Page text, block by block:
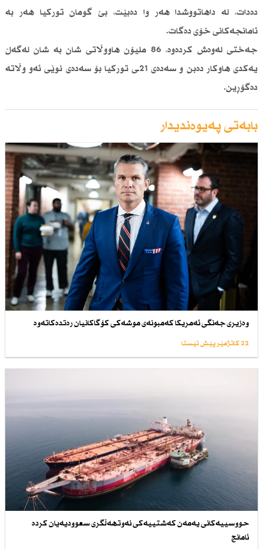
دەدات، لە داهاتووشدا هەر وا دەبێت، بێ گومان توركیا هەر بە
ئامانجەكانی خۆی دەگات.
جەختی لەوەش كردەوە، 86 ملیۆن هاووڵاتی شان بە شان لەگەڵ
یەكدی هاوكار دەبن و سەدەی 21ـی توركیا بۆ سەدەی نوێی ئەو وڵاتە
دەگۆڕین.
بابەتی پەیوەندیدار
وەزیری جەنگی ئەمریكا كەمبونەی موشەكی كۆگاكانیان رەتدەكاتەوە
22 کاتژمێر پێش ئێستا
حووسییەكانی یەمەن كەشتییەكی نەوتهەڵگری سعوودیەیان كردە
ئامانج